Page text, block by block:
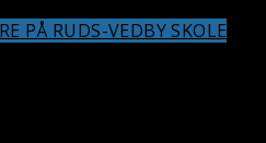
PÅ RUDS-VEDBY SKOLE